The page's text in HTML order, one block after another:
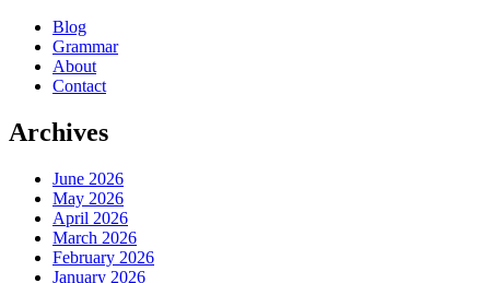
Blog
Grammar
About
Contact
Archives
June 2026
May 2026
April 2026
March 2026
February 2026
January 2026